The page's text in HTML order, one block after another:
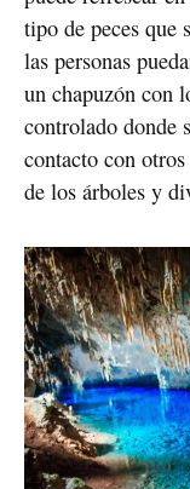
tipo de peces que
las personas
un chapuzón con
controlado donde
contacto con
de los árboles y